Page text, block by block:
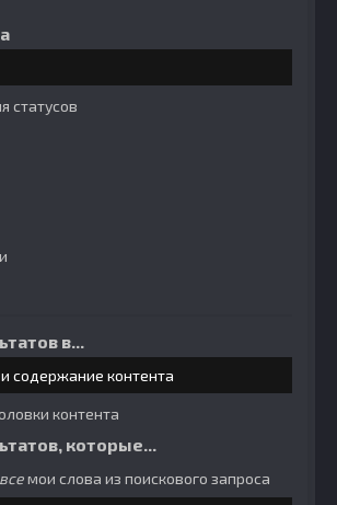
статусов
в...
содержание контента
контента
которые...
всемои слова из поискового запроса